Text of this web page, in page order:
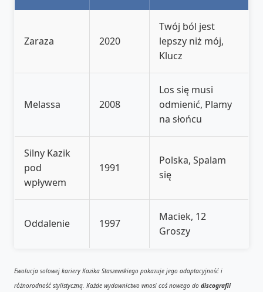
Zaraza 2020
Twój ból jest
lepszy niż mój,
Klucz
Melassa 2008
Los się musi
odmienić, Plamy
na słońcu
Silny Kazik
pod
wpływem
1991
Polska, Spalam
się
Oddalenie 1997
Maciek, 12
Groszy
Ewolucja solowej kariery Kazika Staszewskiego pokazuje jego adaptacyjność i
różnorodność stylistyczną. Każde wydawnictwo wnosi coś nowego do discografii